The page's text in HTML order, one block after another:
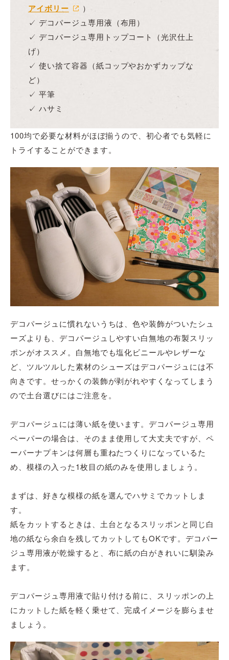
アイボリー
）
✓ デコパージュ専用液（布用）
✓ デコパージュ専用トップコート（光沢仕上
げ）
✓ 使い捨て容器（紙コップやおかずカップな
ど）
✓ 平筆
✓ ハサミ
100均で必要な材料がほぼ揃うので、初心者でも気軽に
トライすることができます。
デコパージュに慣れないうちは、色や装飾がついたシュ
ーズよりも、デコパージュしやすい白無地の布製スリッ
ポンがオススメ。白無地でも塩化ビニールやレザーな
ど、ツルツルした素材のシューズはデコパージュには不
向きです。せっかくの装飾が剥がれやすくなってしまう
ので土台選びにはご注意を。
デコパージュには薄い紙を使います。デコパージュ専用
ペーパーの場合は、そのまま使用して大丈夫ですが、ペ
ーパーナプキンは何層も重ねたつくりになっているた
め、模様の入った1枚目の紙のみを使用しましょう。
まずは、好きな模様の紙を選んでハサミでカットしま
す。
紙をカットするときは、土台となるスリッポンと同じ白
地の紙なら余白を残してカットしてもOKです。デコパー
ジュ専用液が乾燥すると、布に紙の白がきれいに馴染み
ます。
デコパージュ専用液で貼り付ける前に、スリッポンの上
にカットした紙を軽く乗せて、完成イメージを膨らませ
ましょう。